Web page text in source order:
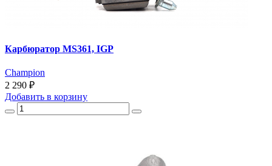
Карбюратор MS361, IGP
Champion
2 290 ₽
Добавить в корзину